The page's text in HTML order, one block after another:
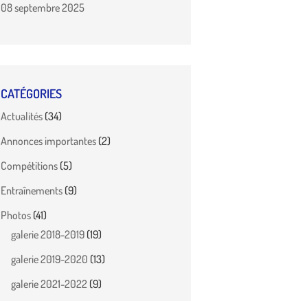
08 septembre 2025
CATÉGORIES
Actualités (34)
Annonces importantes (2)
Compétitions (5)
Entraînements (9)
Photos (41)
galerie 2018-2019 (19)
galerie 2019-2020 (13)
galerie 2021-2022 (9)